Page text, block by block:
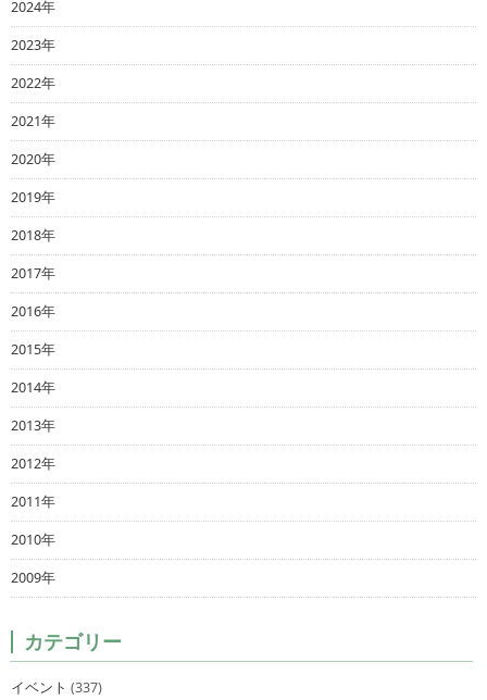
2024年
2023年
2022年
2021年
2020年
2019年
2018年
2017年
2016年
2015年
2014年
2013年
2012年
2011年
2010年
2009年
カテゴリー
イベント (337)